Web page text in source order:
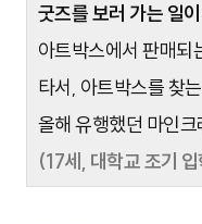
굿즈를 보러 가는 일
아트박스에서 판매되
타서, 아트박스를 찾
올해 유행했던 마인
(17세, 대학교 조기